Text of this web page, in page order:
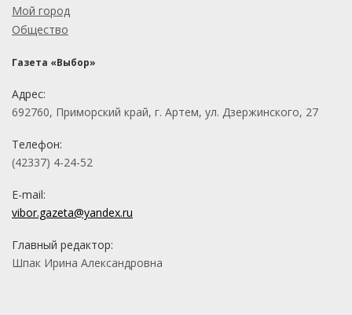
Мой город
Общество
Газета «Выбор»
Адрес:
692760, Приморский край, г. Артем, ул. Дзержинского, 27
Телефон:
(42337) 4-24-52
E-mail:
vibor.gazeta@yandex.ru
Главный редактор:
Шпак Ирина Александровна